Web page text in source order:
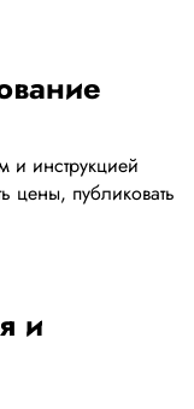
и инструкцией
цены, публиковать
и